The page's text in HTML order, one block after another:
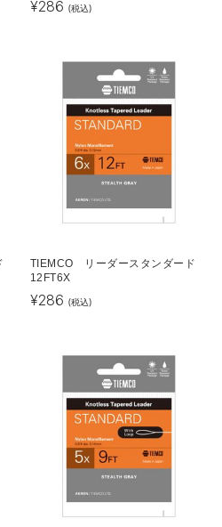
¥286 (税込)
TIEMCO リーダースタンダード
12FT6X
¥286 (税込)